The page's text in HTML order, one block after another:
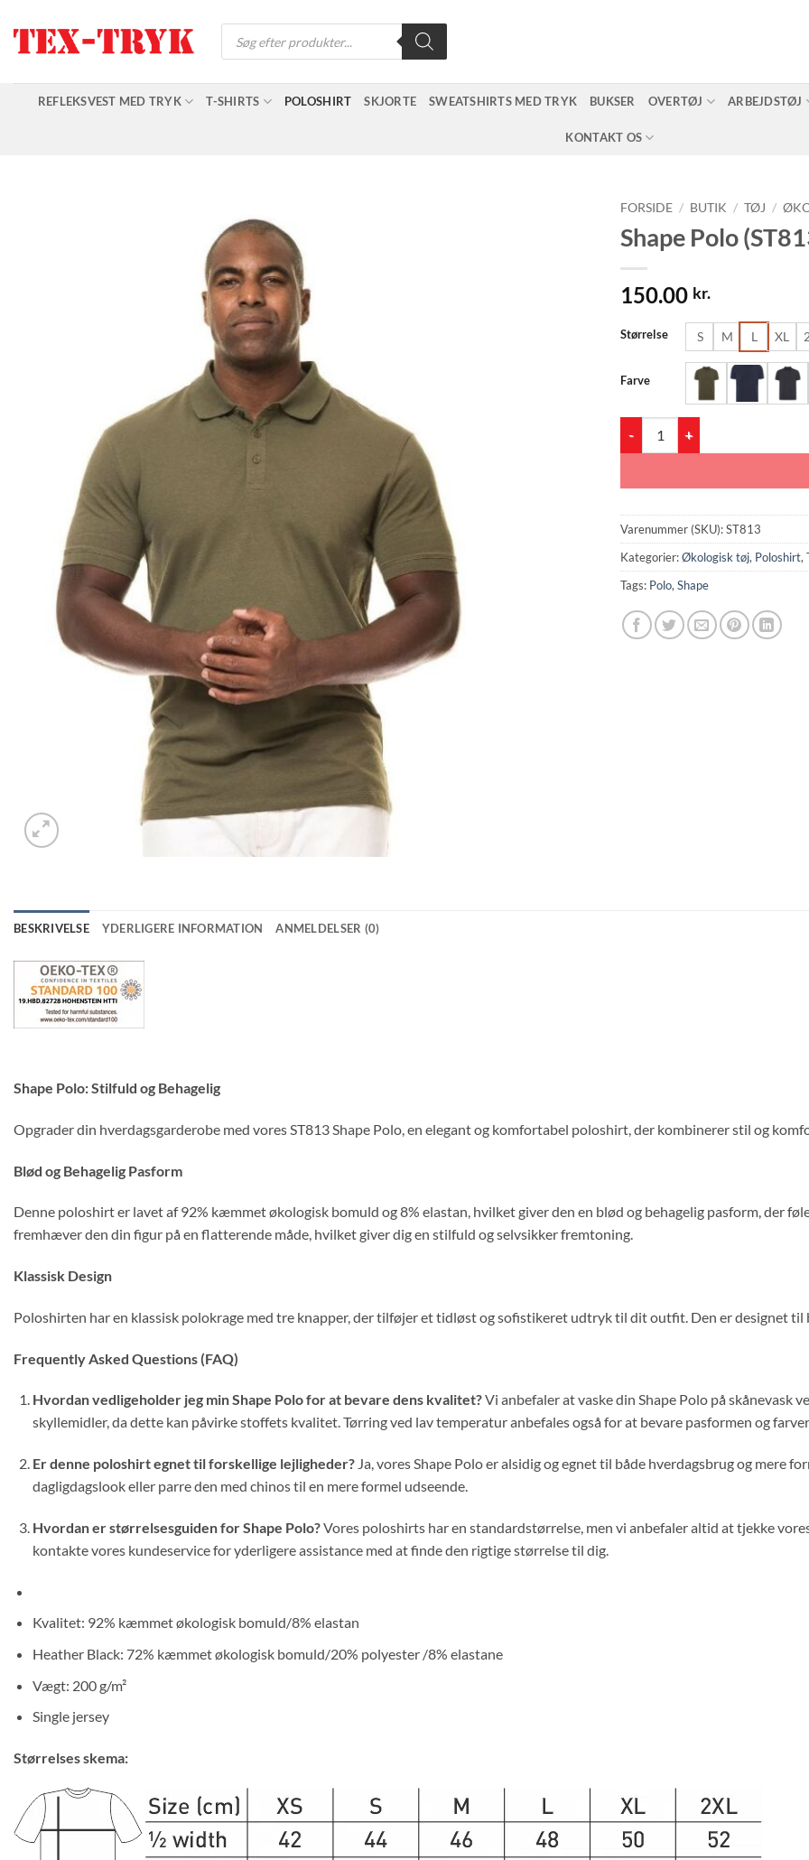
indhold
Products
search
REFLEKSVEST MED TRYK T-SHIRTS POLOSHIRT SKJORTE SWEATSHIRTS MED TRYK BUKSER OVERTØJ ARBEJDSTØJ
KONTAKT OS
FORSIDE / BUTIK / TØJ /
Shape Polo
150.00 kr.
Størrelse S M L XL
Farve
Varenummer (SKU):ST813
Kategorier:Økologisk tøj, Poloshirt,
Tags: Polo, Shape
BESKRIVELSE YDERLIGERE INFORMATION ANMELDELSER (0)
Shape Polo: Stilfuld og Behagelig
Opgrader din hverdagsgarderobe med vores ST813 Shape Polo, en elegant og komfortabel poloshirt, der kombinerer stil og
Blød og Behagelig Pasform
Denne poloshirt er lavet af 92% kæmmet økologisk bomuld og 8% elastan, hvilket giver den en blød og behagelig pasform, der
fremhæver den din figur på en flatterende måde, hvilket giver dig en stilfuld og selvsikker fremtoning.
Klassisk Design
Poloshirten har en klassisk polokrage med tre knapper, der tilføjer et tidløst og sofistikeret udtryk til dit outfit. Den er designet til
Frequently Asked Questions (FAQ)
Hvordan vedligeholder jeg min Shape Polo for at bevare dens kvalitet?Vi anbefaler at vaske din Shape Polo på skånevask
skyllemidler, da dette kan påvirke stoffets kvalitet. Tørring ved lav temperatur anbefales også for at bevare pasformen og
Er denne poloshirt egnet til forskellige lejligheder?Ja, vores Shape Polo er alsidig og egnet til både hverdagsbrug og mere
dagligdagslook eller parre den med chinos til en mere formel udseende.
Hvordan er størrelsesguiden for Shape Polo?Vores poloshirts har en standardstørrelse, men vi anbefaler altid at tjekke
kontakte vores kundeservice for yderligere assistance med at finde den rigtige størrelse til dig.
Kvalitet: 92% kæmmet økologisk bomuld/8% elastan
Heather Black: 72% kæmmet økologisk bomuld/20% polyester /8% elastane
Vægt: 200 g/m²
Single jersey
Størrelses skema: